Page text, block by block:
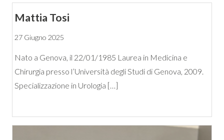
Mattia Tosi
27 Giugno 2025
Nato a Genova, il 22/01/1985 Laurea in Medicina e
Chirurgia presso l’Università degli Studi di Genova, 2009.
Specializzazione in Urologia […]